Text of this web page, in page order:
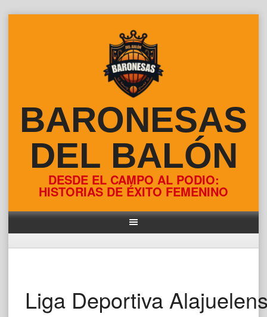
BARONESAS
DEL BALÓN
DESDE EL CAMPO AL PODIO:
HISTORIAS DE ÉXITO FEMENINO
Liga Deportiva